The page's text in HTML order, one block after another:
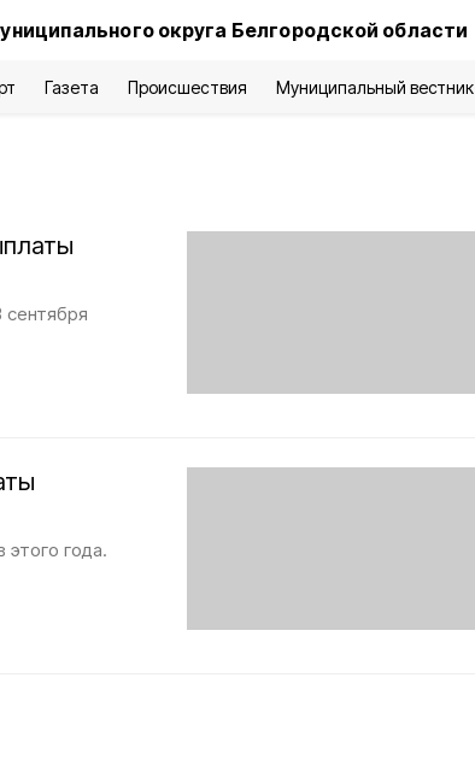
округа Белгородской области
Газета Происшествия Муниципальный вестник
года.